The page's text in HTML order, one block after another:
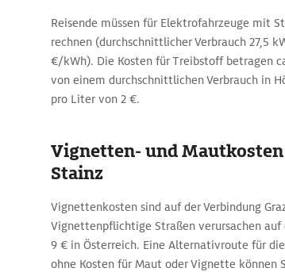
Reisende müssen für Elektrofahrzeuge mit
rechnen (durchschnittlicher Verbrauch 27,5
€/kWh). Die Kosten für Treibstoff betragen
von einem durchschnittlichen Verbrauch in
pro Liter von 2 €.
Vignetten- und
Stainz
Vignettenkosten sind auf der Verbindung
Vignettenpflichtige Straßen verursachen auf
9 € in Österreich. Eine Alternativroute für
ohne Kosten für Maut oder Vignette können